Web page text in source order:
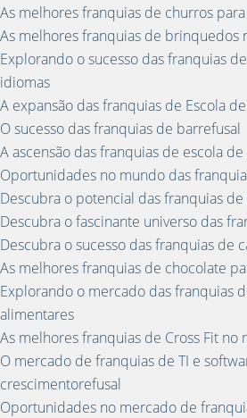
As melhores franquias de churros
As melhores franquias de brinquedos
Explorando o sucesso das franquias
idiomas
A expansão das franquias de Escola
O sucesso das franquias de barrefusal
A ascensão das franquias de escola
Oportunidades no mundo das
Descubra o potencial das franquias
Descubra o fascinante universo das
Descubra o sucesso das franquias de
As melhores franquias de chocolate
Explorando o mercado das franquias
alimentares
As melhores franquias de Cross Fit no
O mercado de franquias de TI e
crescimentorefusal
Oportunidades no mercado de